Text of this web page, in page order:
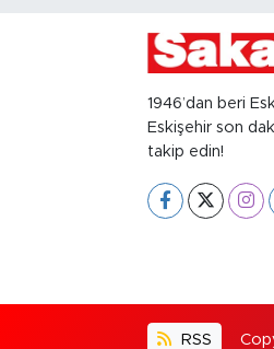
1946’dan beri
Eskişehir son
takip edin!
RSS